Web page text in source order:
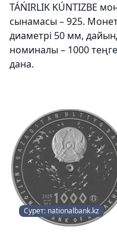
TÁŃIRLIK KÚNTIZBE
сынамасы – 925.
диаметрі 50 мм,
номиналы – 1000
дана.
Сурет: nationalbank.kz